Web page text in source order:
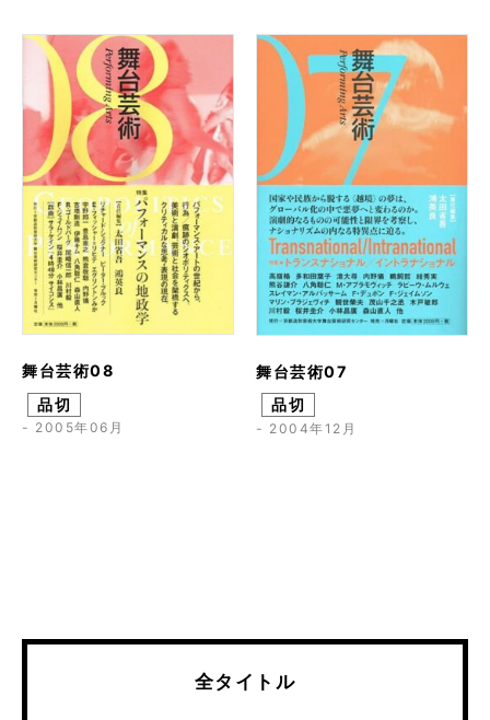
全タイトル
舞台芸術08
品切
- 2005年06月
舞台芸術07
品切
- 2004年12月